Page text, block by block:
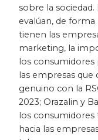
Matemáticas
Medicina
Medioambiente
Música
Narcotráfico
sobre la
evalúan, de
tienen las
marketing, la
los
las empresas
genuino con la
2023; Orazalin y
los consumidores
hacia las